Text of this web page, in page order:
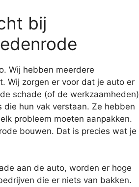
bij
Wij hebben meerdere
Wij zorgen er voor dat je auto er
schade (of de werkzaamheden)
die hun vak verstaan. Ze hebben
probleem moeten aanpakken.
bouwen. Dat is precies wat je
aan de auto, worden er hoge
die er niets van bakken.